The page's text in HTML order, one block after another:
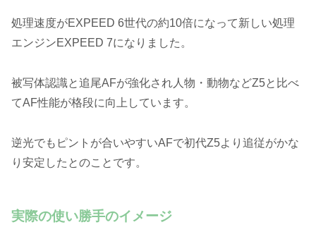
処理速度がEXPEED 6世代の約10倍になって新しい処理
エンジンEXPEED 7になりました。
被写体認識と追尾AFが強化され人物・動物などZ5と比べ
てAF性能が格段に向上しています。
逆光でもピントが合いやすいAFで初代Z5より追従がかな
り安定したとのことです。
実際の使い勝手のイメージ